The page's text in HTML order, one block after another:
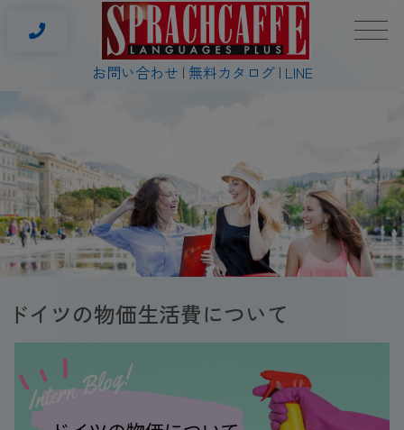
お問い合わせ 無料カタログ LINE
ドイツの物価生活費について